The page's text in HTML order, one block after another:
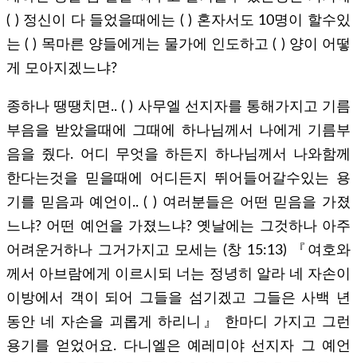
( ) 정신이 다 들었을때에는 ( ) 혼자서도 10명이 할수있
는 ( ) 목마른 양들에게는 물가에 인도하고 ( ) 양이 어떻
게 모아지겠느냐?
종하나 땡땡치면.. ( ) 사무엘 선지자를 통해가지고 기름
부음을 받았을때에 그때에 하나님께서 나에게 기름부
음을 줬다. 어디 무엇을 하든지 하나님께서 나와함께
한다는것을 믿을때에 어디든지 뛰어들어갈수있는 용
기를 믿음과 예언이.. ( ) 여러분들은 어떤 믿음을 가졌
느냐? 어떤 예언을 가졌느냐? 옛날에는 그것하나 아주
어려운거하나 그거가지고 모세는 (창 15:13) 『여호와
께서 아브람에게 이르시되 너는 정녕히 알라 네 자손이
이방에서 객이 되어 그들을 섬기겠고 그들은 사백 년
동안 네 자손을 괴롭게 하리니』 한마디 가지고 그런
용기를 얻었어요. 다니엘은 예레미야 선지자 그 예언